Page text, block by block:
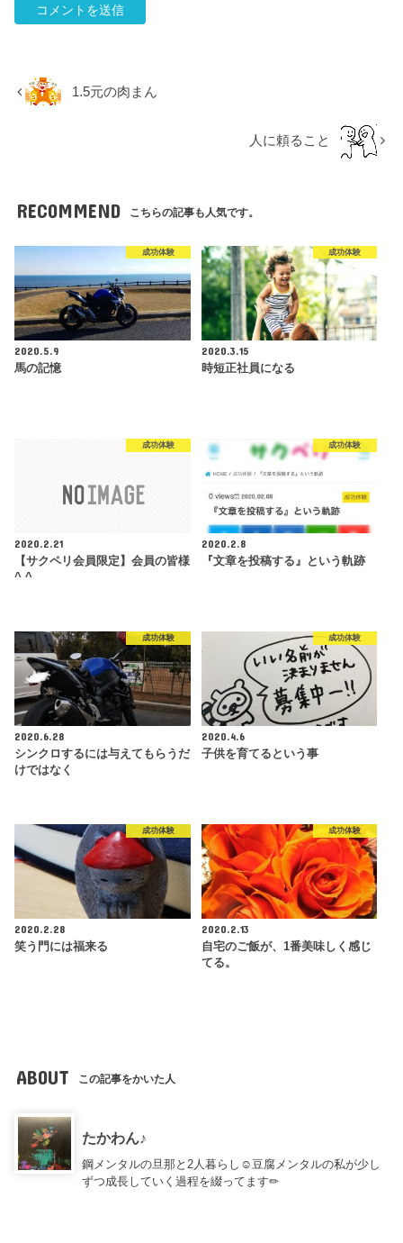
1.5元の肉まん
人に頼ること
RECOMMEND こちらの記事も人気です。
成功体験
2020.5.9
馬の記憶
成功体験
2020.3.15
時短正社員になる
成功体験
2020.2.21
【サクペリ会員限定】会員の皆様
^ ^
成功体験
2020.2.8
『文章を投稿する』という軌跡
成功体験
2020.6.28
シンクロするには与えてもらうだ
けではなく
成功体験
2020.4.6
子供を育てるという事
成功体験
2020.2.28
笑う門には福来る
成功体験
2020.2.13
自宅のご飯が、1番美味しく感じ
てる。
ABOUT この記事をかいた人
たかわん♪
鋼メンタルの旦那と2人暮らし☺︎豆腐メンタルの私が少し
ずつ成長していく過程を綴ってます✏︎